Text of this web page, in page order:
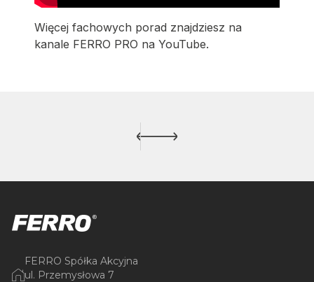
Więcej fachowych porad znajdziesz na
kanale FERRO PRO na YouTube.
FERRO Spółka Akcyjna
ul. Przemysłowa 7